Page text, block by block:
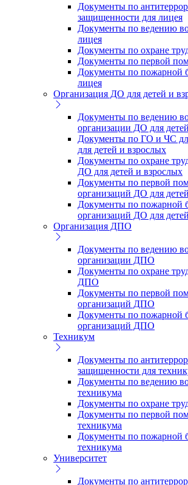
Документы по
защищенности для лицея
Документы по ведению
лицея
Документы по охране
Документы по первой
Документы по пожарной
лицея
Организация ДО для детей и
Документы по ведению
организации ДО для
Документы по ГО и ЧС
для детей и взрослых
Документы по охране
ДО для детей и взрослых
Документы по первой
организаций ДО для
Документы по пожарной
организаций ДО для
Организация ДПО
Документы по ведению
организации ДПО
Документы по охране
ДПО
Документы по первой
организаций ДПО
Документы по пожарной
организаций ДПО
Техникум
Документы по
защищенности для
Документы по ведению
техникума
Документы по охране
Документы по первой
техникума
Документы по пожарной
техникума
Университет
Документы по